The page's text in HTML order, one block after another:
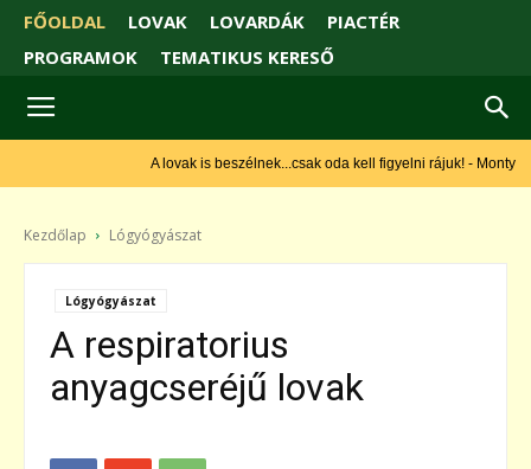
FŐOLDAL LOVAK LOVARDÁK
PIACTÉR
PROGRAMOK
TEMATIKUS KERESŐ
A lovak is beszélnek...csak oda kell figyelni rájuk! - Monty Roberts
Kezdőlap Lógyógyászat
Lógyógyászat
A respiratorius
anyagcseréjű lovak